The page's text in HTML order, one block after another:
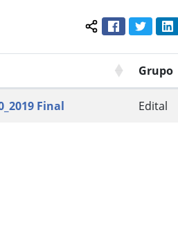
Compartilhar
FacebookTwitter
Grupo
Final Edital